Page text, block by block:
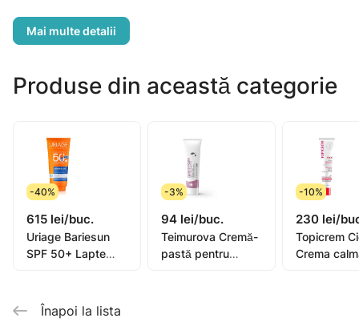
Produse din această categorie
-40%
615 lei/buc.
Uriage Bariesun
SPF 50+ Lapte
-3%
94 lei/buc.
Teimurova Cremă-
pastă pentru
-10%
230 lei/
Topicrem
Crema
Înapoi la lista